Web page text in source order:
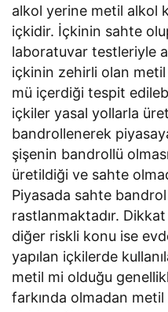
alkol yerine metil alkol
içkidir. İçkinin sahte
laboratuvar testleriyle
içkinin zehirli olan
mü içerdiği tespit
içkiler yasal yollarla
bandrollenerek
şişenin bandrollü
üretildiği ve sahte
Piyasada sahte bandrol
rastlanmaktadır.
diğer riskli konu ise
yapılan içkilerde
metil mi olduğu
farkında olmadan